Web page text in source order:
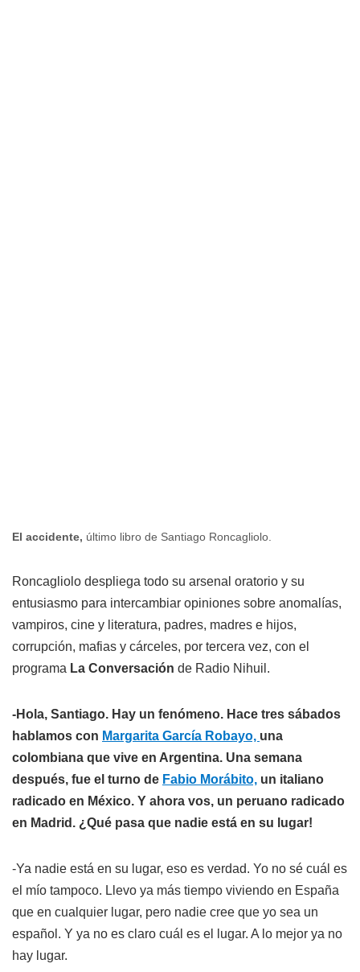
El accidente, último libro de Santiago Roncagliolo.
Roncagliolo despliega todo su arsenal oratorio y su
entusiasmo para intercambiar opiniones sobre anomalías,
vampiros, cine y literatura, padres, madres e hijos,
corrupción, mafias y cárceles, por tercera vez, con el
programa La Conversación de Radio Nihuil.
-Hola, Santiago. Hay un fenómeno. Hace tres sábados
hablamos con Margarita García Robayo, una
colombiana que vive en Argentina. Una semana
después, fue el turno de Fabio Morábito, un italiano
radicado en México. Y ahora vos, un peruano radicado
en Madrid. ¿Qué pasa que nadie está en su lugar!
-Ya nadie está en su lugar, eso es verdad. Yo no sé cuál es
el mío tampoco. Llevo ya más tiempo viviendo en España
que en cualquier lugar, pero nadie cree que yo sea un
español. Y ya no es claro cuál es el lugar. A lo mejor ya no
hay lugar.